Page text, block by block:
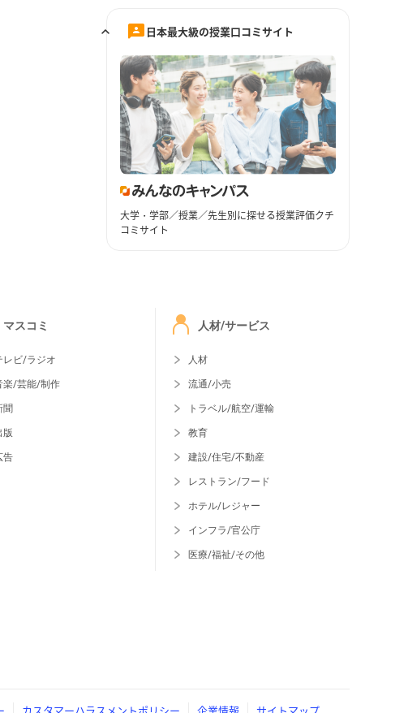
日本最大級の授業口コミサイト
大学・学部／授業／先生別に探せる授業評価クチ
コミサイト
マスコミ
レビ/ラジオ
楽/芸能/制作
聞
版
告
人材/サービス
人材
流通/小売
トラベル/航空/運輸
教育
建設/住宅/不動産
レストラン/フード
ホテル/レジャー
インフラ/官公庁
医療/福祉/その他